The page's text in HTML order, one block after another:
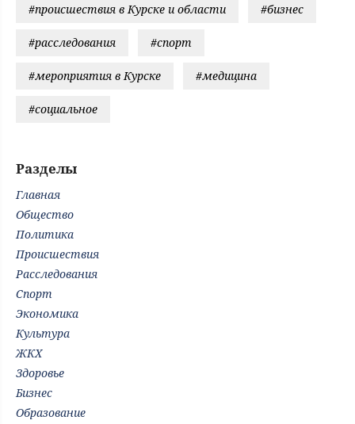
#происшествия в Курске и области #бизнес
#расследования #спорт
#мероприятия в Курске #медицина
#социальное
Разделы
Главная
Общество
Политика
Происшествия
Расследования
Спорт
Экономика
Культура
ЖКХ
Здоровье
Бизнес
Образование